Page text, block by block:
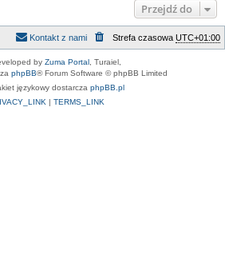
Przejdź do
Strefa czasowa UTC+01:00
Kontakt z nami
by Zuma Portal , Turaiel,
phpBB® Forum Software © phpBB Limited
językowy dostarcza phpBB.pl
| TERMS_LINK